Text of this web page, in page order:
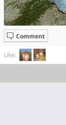
Comment
Like: